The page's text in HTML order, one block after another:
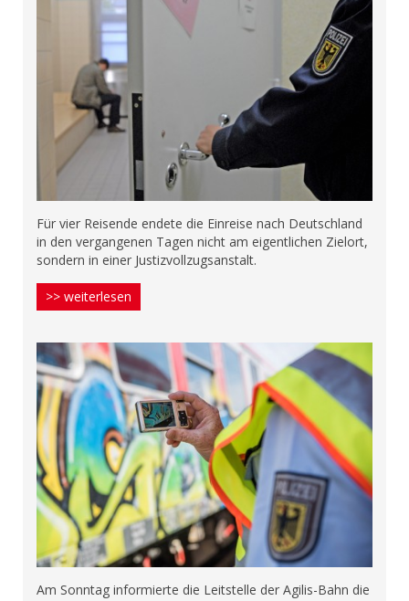
Für vier Reisende endete die Einreise nach Deutschland
in den vergangenen Tagen nicht am eigentlichen Zielort,
sondern in einer Justizvollzugsanstalt.
>> weiterlesen
Am Sonntag informierte die Leitstelle der Agilis-Bahn die